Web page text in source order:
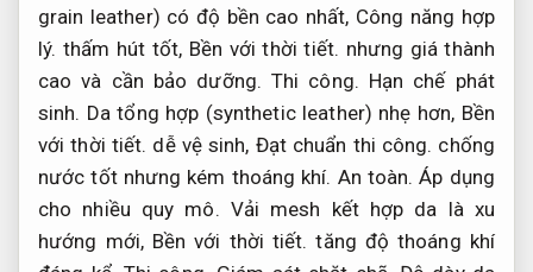
grain leather) có độ bền cao nhất, Công năng hợp
lý. thấm hút tốt, Bền với thời tiết. nhưng giá thành
cao và cần bảo dưỡng. Thi công. Hạn chế phát
sinh. Da tổng hợp (synthetic leather) nhẹ hơn, Bền
với thời tiết. dễ vệ sinh, Đạt chuẩn thi công. chống
nước tốt nhưng kém thoáng khí. An toàn. Áp dụng
cho nhiều quy mô. Vải mesh kết hợp da là xu
hướng mới, Bền với thời tiết. tăng độ thoáng khí